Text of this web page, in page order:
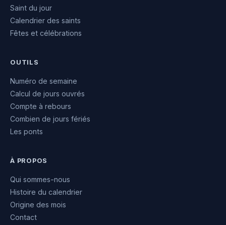
Saint du jour
Calendrier des saints
Fêtes et célébrations
OUTILS
Numéro de semaine
Calcul de jours ouvrés
Compte à rebours
Combien de jours fériés
Les ponts
À PROPOS
Qui sommes-nous
Histoire du calendrier
Origine des mois
Contact